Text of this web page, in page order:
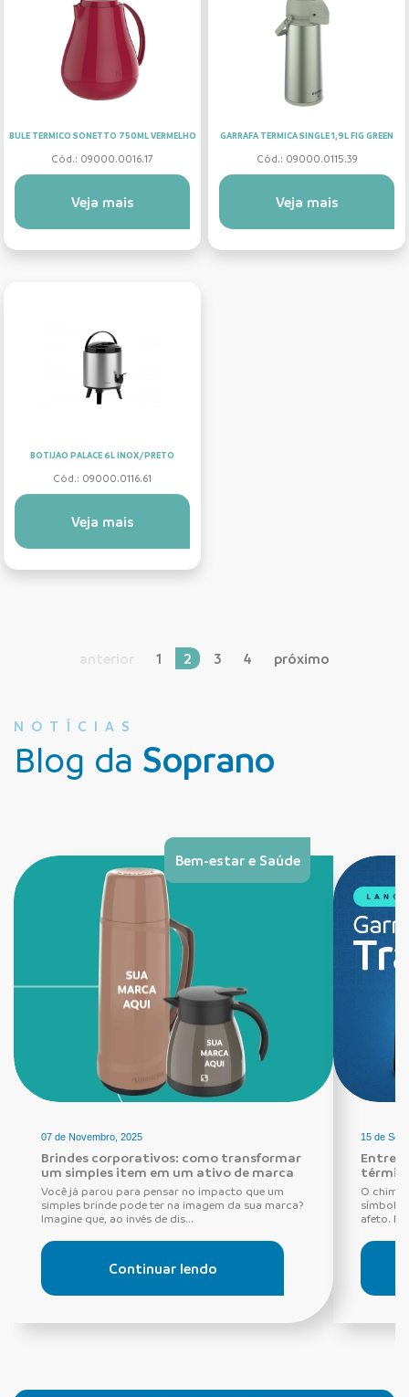
BULE TERMICO SONETTO 750ML VERMELHO
Cód.: 09000.0016.17
Veja mais
GARRAFA TERMICA SINGLE 1,9L FIG GREEN
Cód.: 09000.0115.39
Veja mais
BOTIJAO PALACE 6L INOX/PRETO
Cód.: 09000.0116.61
Veja mais
1 2 3 4 próximo
NOTÍCIAS
Blog da Soprano
Bem-estar e Saúde
07 de Novembro, 2025
Brindes corporativos: como transformar
um simples item em um ativo de marca
Você já parou para pensar no impacto que um
simples brinde pode ter na imagem da sua marca?
Imagine que, ao invés de dis...
Continuar lendo
15 de
Entre
O
símbolo
afeto.